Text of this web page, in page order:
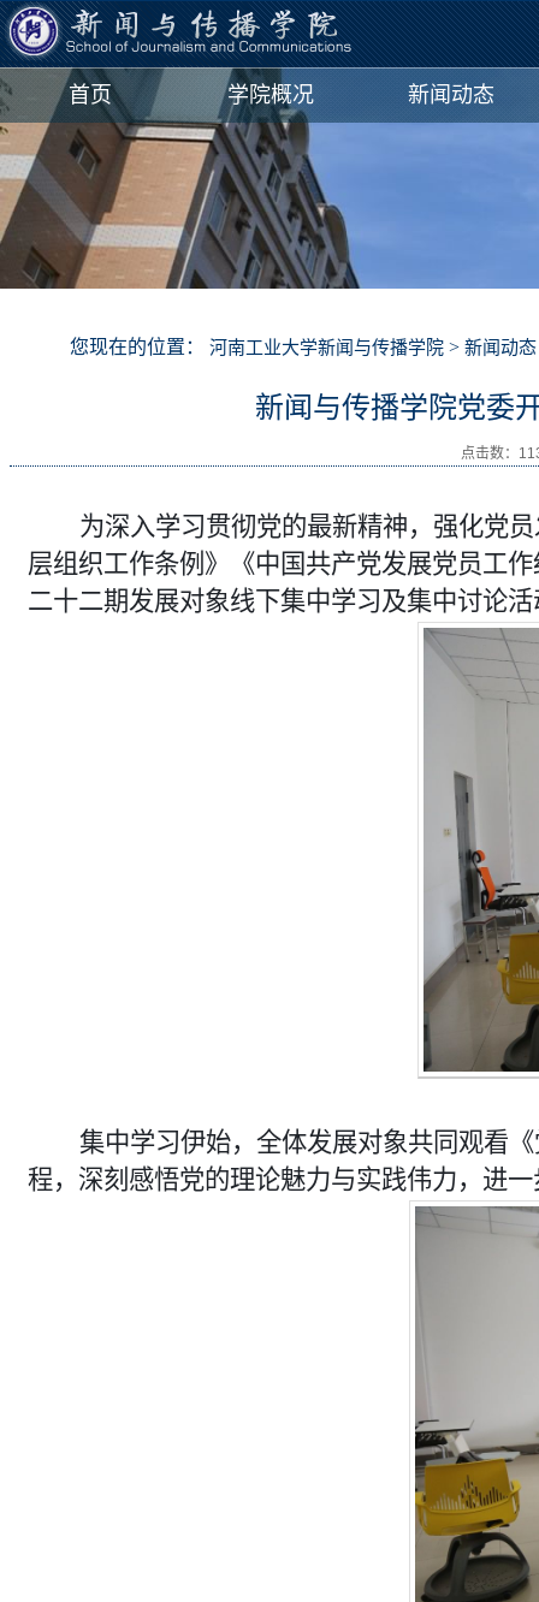
首页 学院概况 新闻动态
您现在的位置： 河南工业大学新闻与传播学院 > 新闻动态
新闻与传播学院党委
点击数：
为深入学习贯彻党的最新精神，强化党
层组织工作条例》《中国共产党发展党员工
二十二期发展对象线下集中学习及集中讨论
集中学习伊始，全体发展对象共同观看
程，深刻感悟党的理论魅力与实践伟力，进